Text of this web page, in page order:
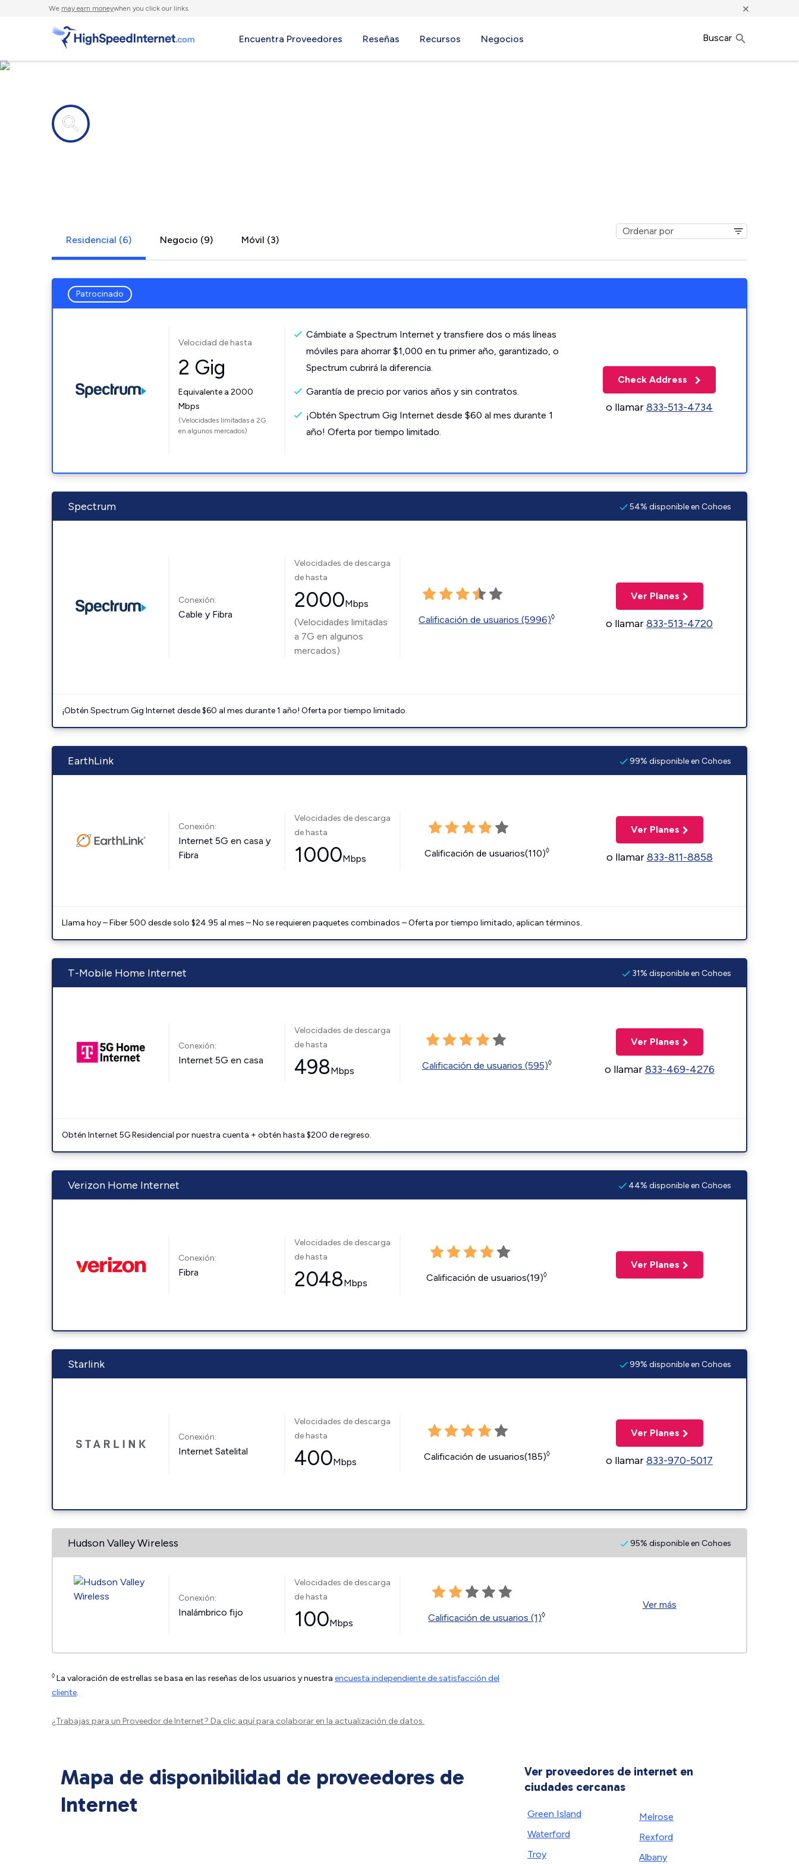
We may earn moneywhen you click our links. ×
Encuentra Proveedores Reseñas Recursos Negocios Buscar
Residencial (6) Negocio (9) Móvil (3)
Patrocinado
Velocidad de hasta
2 Gig
Equivalente a 2000
Mbps
(Velocidades limitadas a 2G
en algunos mercados)
Cámbiate a Spectrum Internet y transfiere dos o más líneas
móviles para ahorrar $1,000 en tu primer año, garantizado, o
Spectrum cubrirá la diferencia.
Garantía de precio por varios años y sin contratos.
¡Obtén Spectrum Gig Internet desde $60 al mes durante 1
año! Oferta por tiempo limitado.
Check Address
o llamar833-513-4734
Spectrum 54% disponible en Cohoes
Conexión:
Cable y Fibra
Velocidades de descarga
de hasta
2000Mbps
(Velocidades limitadas
a 7G en algunos
mercados)
Calificación de usuarios (5996)◊
Ver Planes
o llamar833-513-4720
¡Obtén Spectrum Gig Internet desde $60 al mes durante 1 año! Oferta por tiempo limitado.
EarthLink 99% disponible en Cohoes
Conexión:
Internet 5G en casa y
Fibra
Velocidades de descarga
de hasta
1000Mbps Calificación de usuarios(110)◊
Ver Planes
o llamar833-811-8858
Llama hoy – Fiber 500 desde solo $24.95 al mes – No se requieren paquetes combinados – Oferta por tiempo limitado, aplican términos.
T-Mobile Home Internet 31% disponible en Cohoes
Conexión:
Internet 5G en casa
Velocidades de descarga
de hasta
498Mbps Calificación de usuarios (595)◊
Ver Planes
o llamar833-469-4276
Obtén Internet 5G Residencial por nuestra cuenta + obtén hasta $200 de regreso.
Verizon Home Internet 44% disponible en Cohoes
Conexión:
Fibra
Velocidades de descarga
de hasta
2048Mbps Calificación de usuarios(19)◊
Ver Planes
Starlink 99% disponible en Cohoes
Conexión:
Internet Satelital
Velocidades de descarga
de hasta
400Mbps Calificación de usuarios(185)◊
Ver Planes
o llamar833-970-5017
Hudson Valley Wireless 95% disponible en Cohoes
Conexión:
Inalámbrico fijo
Velocidades de descarga
de hasta
100Mbps Calificación de usuarios (1)◊
Ver más
◊ La valoración de estrellas se basa en las reseñas de los usuarios y nuestra encuesta independiente de satisfacción del
cliente.
¿Trabajas para un Proveedor de Internet? Da clic aquípara colaborar en la actualización de datos.
Mapa de disponibilidad de proveedores de
Internet
Ver proveedores de internet en
ciudades cercanas
Green Island
Waterford
Troy
Melrose
Rexford
Albany